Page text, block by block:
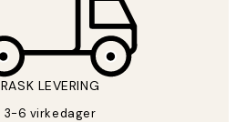
RASK LEVERING
3-6 virkedager